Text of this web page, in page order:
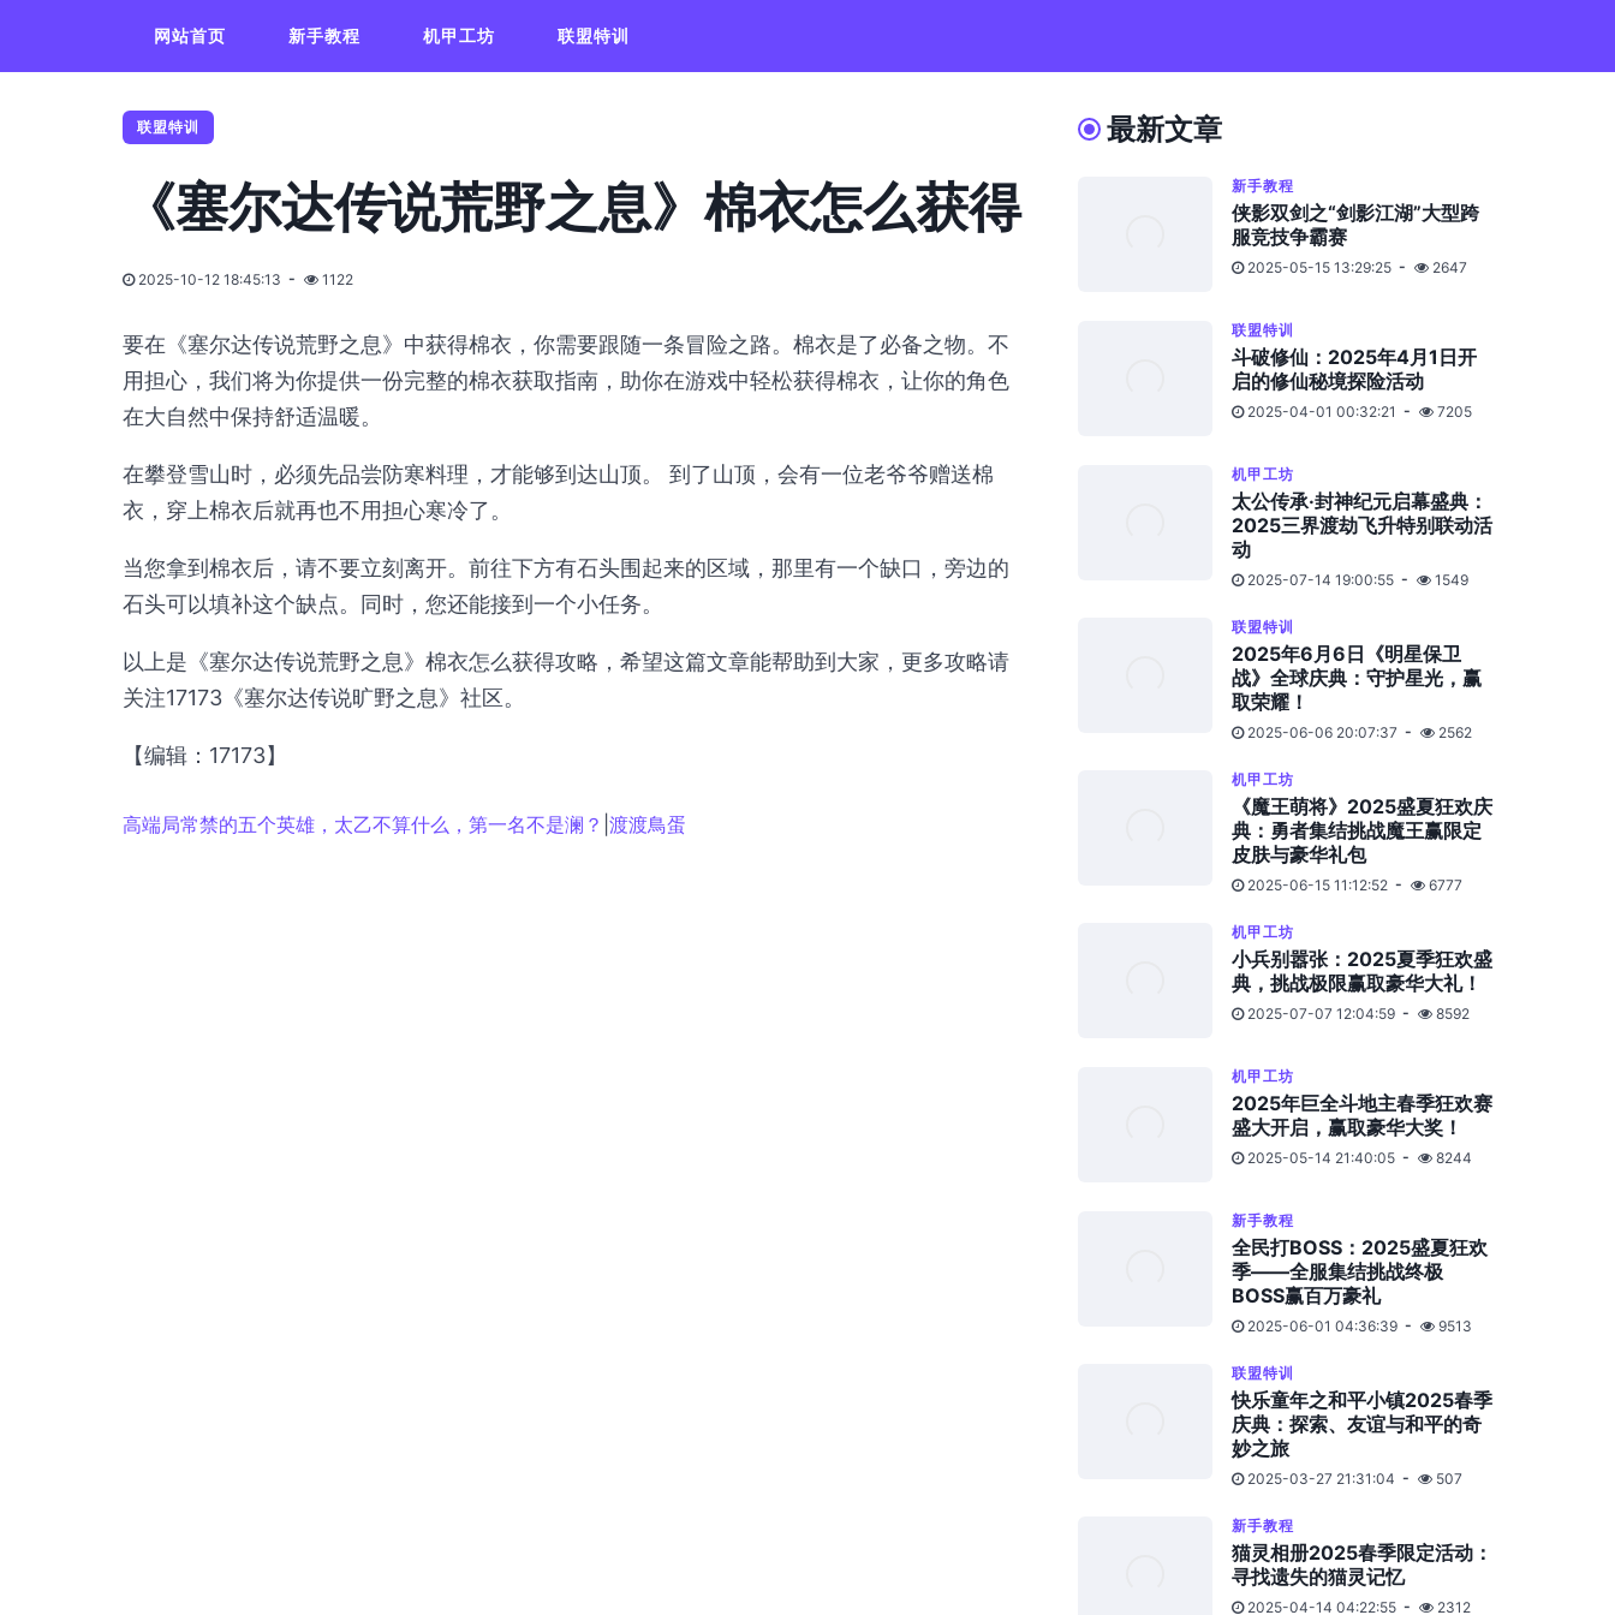
网站首页 新手教程 机甲工坊 联盟特训
联盟特训
《塞尔达传说荒野之息》棉衣怎么获得
2025-10-12 18:45:13 1122
要在《塞尔达传说荒野之息》中获得棉衣，你需要跟随一条冒险之路。棉衣是了必备之物。不
用担心，我们将为你提供一份完整的棉衣获取指南，助你在游戏中轻松获得棉衣，让你的角色
在大自然中保持舒适温暖。
在攀登雪山时，必须先品尝防寒料理，才能够到达山顶。 到了山顶，会有一位老爷爷赠送棉
衣，穿上棉衣后就再也不用担心寒冷了。
当您拿到棉衣后，请不要立刻离开。前往下方有石头围起来的区域，那里有一个缺口，旁边的
石头可以填补这个缺点。同时，您还能接到一个小任务。
以上是《塞尔达传说荒野之息》棉衣怎么获得攻略，希望这篇文章能帮助到大家，更多攻略请
关注17173《塞尔达传说旷野之息》社区。
【编辑：17173】
高端局常禁的五个英雄，太乙不算什么，第一名不是澜？ 渡渡鳥蛋
最新文章
新手教程
侠影双剑之“剑影江湖”大型跨
服竞技争霸赛
2025-05-15 13:29:25 2647
联盟特训
斗破修仙：2025年4月1日开
启的修仙秘境探险活动
2025-04-01 00:32:21 7205
机甲工坊
太公传承·封神纪元启幕盛典：
2025三界渡劫飞升特别联动活
动
2025-07-14 19:00:55 1549
联盟特训
2025年6月6日《明星保卫
战》全球庆典：守护星光，赢
取荣耀！
2025-06-06 20:07:37 2562
机甲工坊
《魔王萌将》2025盛夏狂欢庆
典：勇者集结挑战魔王赢限定
皮肤与豪华礼包
2025-06-15 11:12:52 6777
机甲工坊
小兵别嚣张：2025夏季狂欢盛
典，挑战极限赢取豪华大礼！
2025-07-07 12:04:59 8592
机甲工坊
2025年巨全斗地主春季狂欢赛
盛大开启，赢取豪华大奖！
2025-05-14 21:40:05 8244
新手教程
全民打BOSS：2025盛夏狂欢
季——全服集结挑战终极
BOSS赢百万豪礼
2025-06-01 04:36:39 9513
联盟特训
快乐童年之和平小镇2025春季
庆典：探索、友谊与和平的奇
妙之旅
2025-03-27 21:31:04 507
新手教程
猫灵相册2025春季限定活动：
寻找遗失的猫灵记忆
2025-04-14 04:22:55 2312